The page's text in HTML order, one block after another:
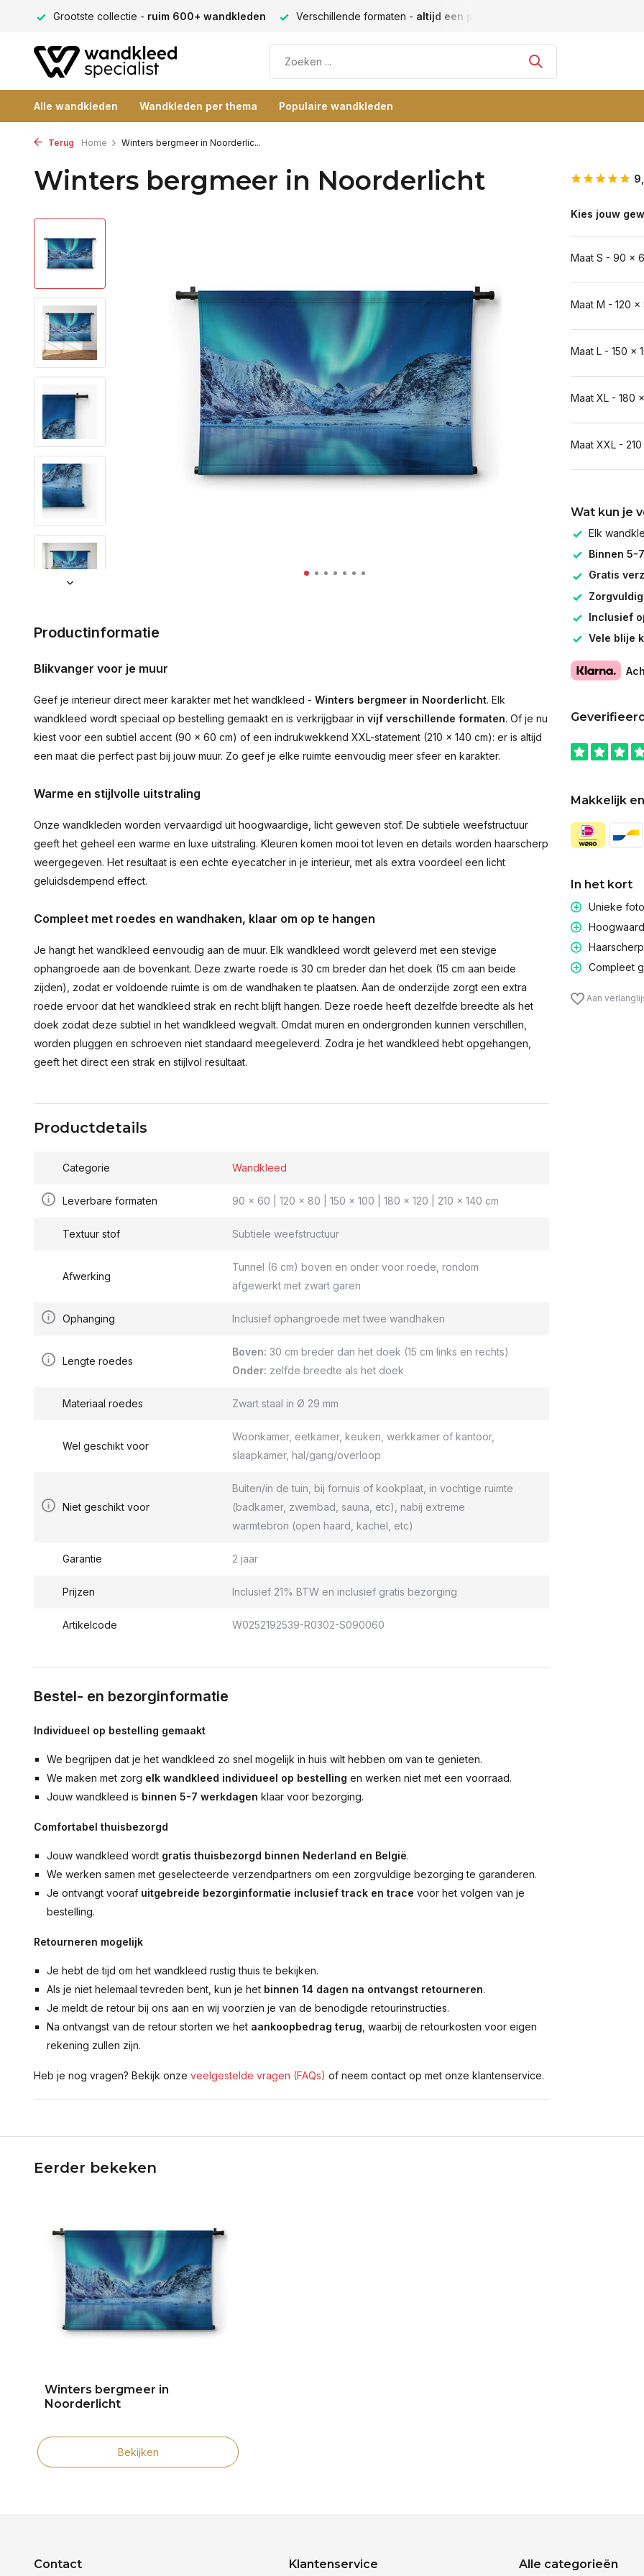
Grootste collectie - ruim 600+ wandkleden Verschillende formaten - altijd een passende maat
Alle wandkleden Wandkleden per thema Populaire wandkleden
Terug Home Winters bergmeer in Noorderlic...
Winters bergmeer in Noorderlicht
Productinformatie
Blikvanger voor je muur
Geef je interieur direct meer karakter met het wandkleed - Winters bergmeer in Noorderlicht. Elk
wandkleed wordt speciaal op bestelling gemaakt en is verkrijgbaar in vijf verschillende formaten. Of je nu
kiest voor een subtiel accent (90 × 60 cm) of een indrukwekkend XXL-statement (210 × 140 cm): er is altijd
een maat die perfect past bij jouw muur. Zo geef je elke ruimte eenvoudig meer sfeer en karakter.
Warme en stijlvolle uitstraling
Onze wandkleden worden vervaardigd uit hoogwaardige, licht geweven stof. De subtiele weefstructuur
geeft het geheel een warme en luxe uitstraling. Kleuren komen mooi tot leven en details worden haarscherp
weergegeven. Het resultaat is een echte eyecatcher in je interieur, met als extra voordeel een licht
geluidsdempend effect.
Compleet met roedes en wandhaken, klaar om op te hangen
Je hangt het wandkleed eenvoudig aan de muur. Elk wandkleed wordt geleverd met een stevige
ophangroede aan de bovenkant. Deze zwarte roede is 30 cm breder dan het doek (15 cm aan beide
zijden), zodat er voldoende ruimte is om de wandhaken te plaatsen. Aan de onderzijde zorgt een extra
roede ervoor dat het wandkleed strak en recht blijft hangen. Deze roede heeft dezelfde breedte als het
doek zodat deze subtiel in het wandkleed wegvalt. Omdat muren en ondergronden kunnen verschillen,
worden pluggen en schroeven niet standaard meegeleverd. Zodra je het wandkleed hebt opgehangen,
geeft het direct een strak en stijlvol resultaat.
Productdetails
Categorie Wandkleed
Leverbare formaten 90 x 60 | 120 x 80 | 150 x 100 | 180 x 120 | 210 x 140 cm
Textuur stof Subtiele weefstructuur
Afwerking
Tunnel (6 cm) boven en onder voor roede, rondom
afgewerkt met zwart garen
Ophanging Inclusief ophangroede met twee wandhaken
Lengte roedes
Boven: 30 cm breder dan het doek (15 cm links en rechts)
Onder: zelfde breedte als het doek
Materiaal roedes Zwart staal in Ø 29 mm
Wel geschikt voor
Woonkamer, eetkamer, keuken, werkkamer of kantoor,
slaapkamer, hal/gang/overloop
Niet geschikt voor
Buiten/in de tuin, bij fornuis of kookplaat, in vochtige ruimte
(badkamer, zwembad, sauna, etc), nabij extreme
warmtebron (open haard, kachel, etc)
Garantie 2 jaar
Prijzen Inclusief 21% BTW en inclusief gratis bezorging
Artikelcode W0252192539-R0302-S090060
Bestel- en bezorginformatie
Individueel op bestelling gemaakt
We begrijpen dat je het wandkleed zo snel mogelijk in huis wilt hebben om van te genieten.
We maken met zorg elk wandkleed individueel op bestelling en werken niet met een voorraad.
Jouw wandkleed is binnen 5-7 werkdagen klaar voor bezorging.
Comfortabel thuisbezorgd
Jouw wandkleed wordt gratis thuisbezorgd binnen Nederland en België.
We werken samen met geselecteerde verzendpartners om een zorgvuldige bezorging te garanderen.
Je ontvangt vooraf uitgebreide bezorginformatie inclusief track en trace voor het volgen van je
bestelling.
Retourneren mogelijk
Je hebt de tijd om het wandkleed rustig thuis te bekijken.
Als je niet helemaal tevreden bent, kun je het binnen 14 dagen na ontvangst retourneren.
Je meldt de retour bij ons aan en wij voorzien je van de benodigde retourinstructies.
Na ontvangst van de retour storten we het aankoopbedrag terug , waarbij de retourkosten voor eigen
rekening zullen zijn.
Heb je nog vragen? Bekijk onze veelgestelde vragen (FAQs) of neem contact op met onze klantenservice.
Kies jouw
Maat S - 90 x
Maat M - 120 x
Maat L - 150 x
Maat XL - 180
Maat XXL -
Wat kun je
Elk
Binnen 5-
Gratis
Inclusief
Vele blije
Makkelijk
In het kort
Unieke
Compleet
Aan
Eerder bekeken
Winters bergmeer in
Noorderlicht
Bekijken
Contact Klantenservice Alle categorieën